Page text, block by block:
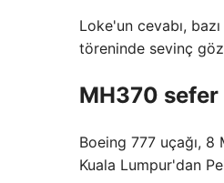
Loke'un cevabı,
töreninde sevinç
MH370 sefer
Boeing 777 uçağı,
Kuala Lumpur'dan